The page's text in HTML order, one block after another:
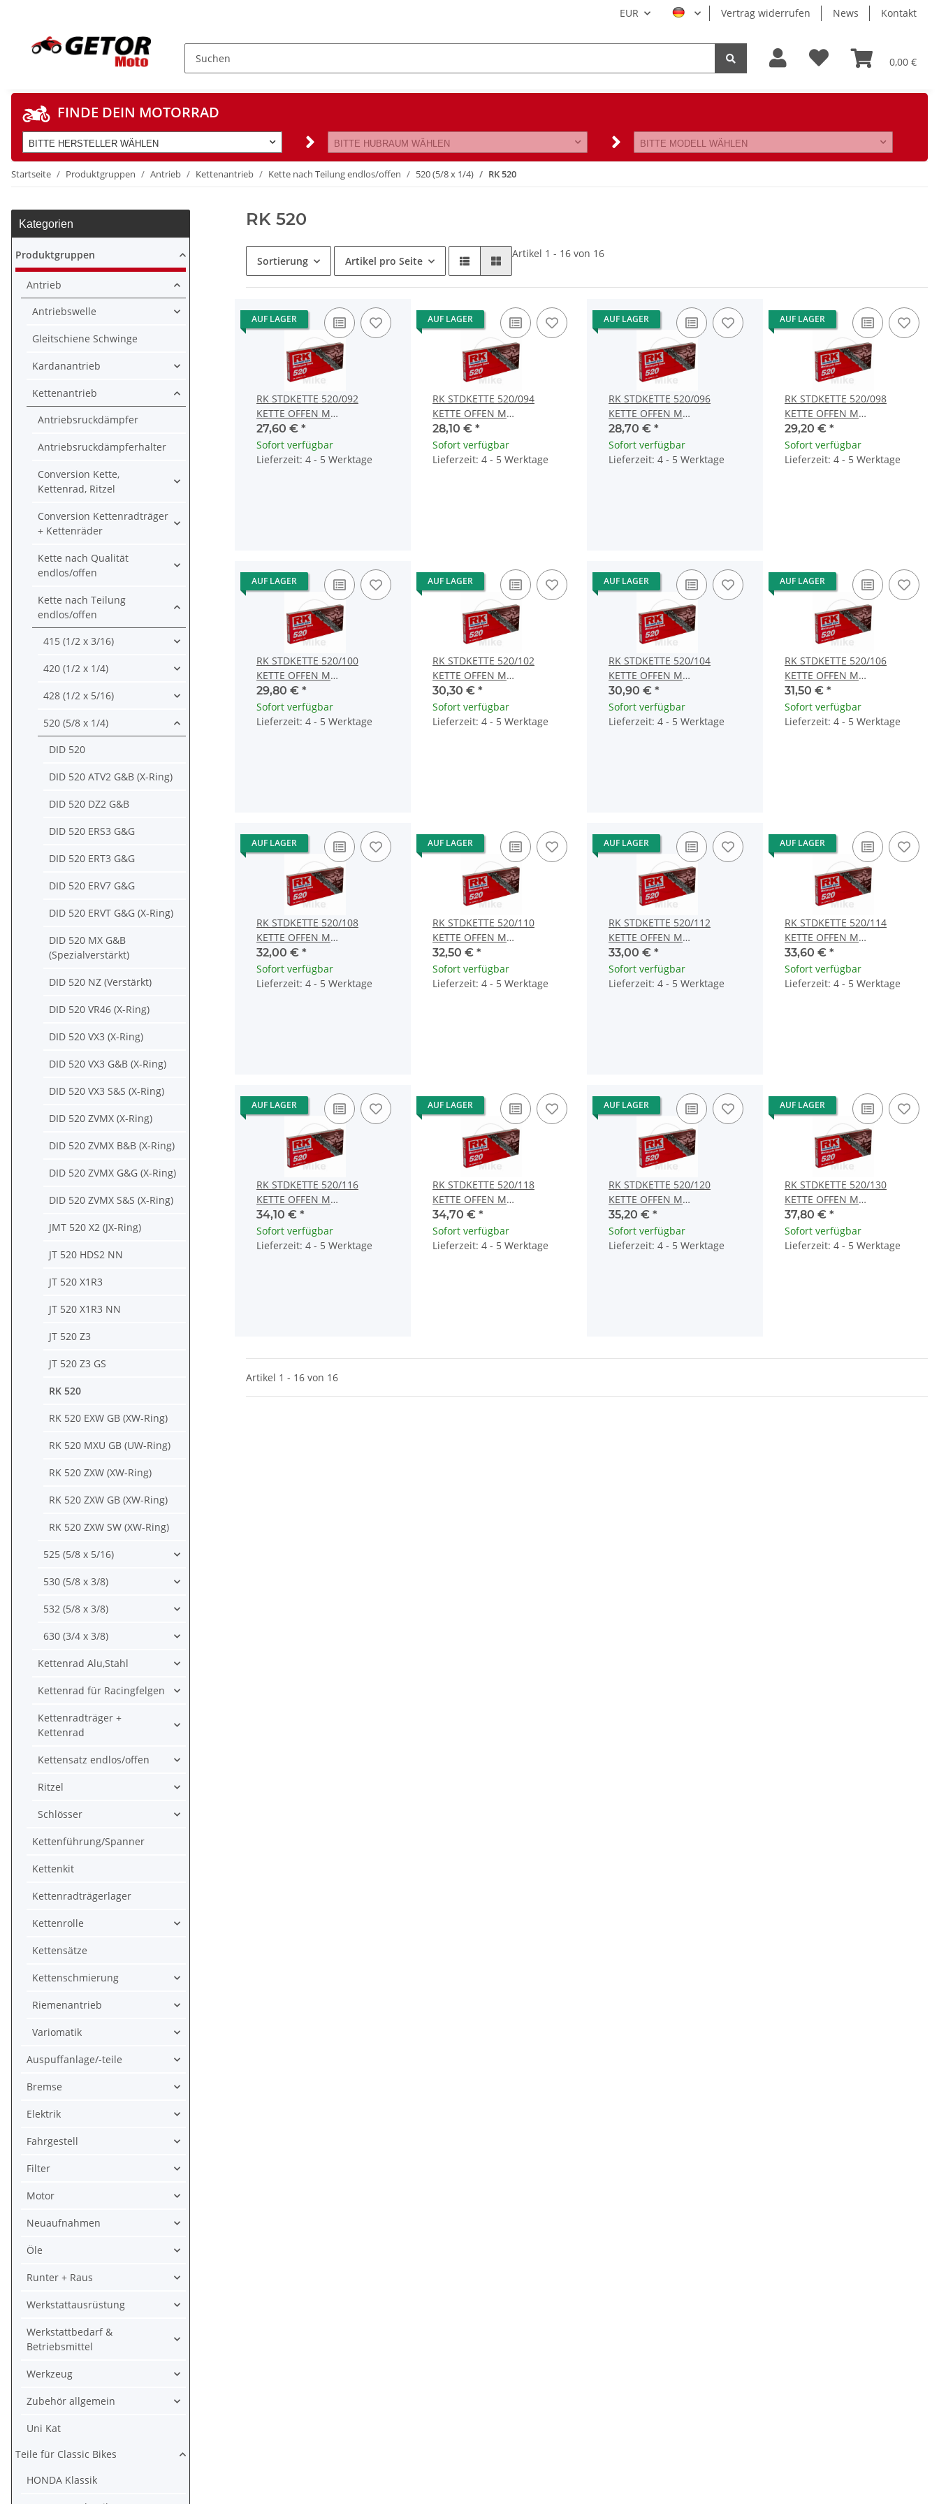
EUR Vertrag widerrufen News Kontakt
0,00 €
FINDE DEIN MOTORRAD
BITTE HERSTELLER WÄHLEN BITTE HUBRAUM WÄHLEN BITTE MODELL WÄHLEN
Startseite Produktgruppen Antrieb Kettenantrieb Kette nach Teilung endlos/offen 520 (5/8 x 1/4) RK 520
RK 520
Sortierung Artikel pro Seite
Artikel 1 - 16 von 16
AUF LAGER
RK STDKETTE 520/092
KETTE OFFEN M
CLIPSCHLOSS
27,60 € *
Sofort verfügbar
Lieferzeit: 4 - 5 Werktage
AUF LAGER
RK STDKETTE 520/094
KETTE OFFEN M
CLIPSCHLOSS
28,10 € *
Sofort verfügbar
Lieferzeit: 4 - 5 Werktage
AUF LAGER
RK STDKETTE 520/096
KETTE OFFEN M
CLIPSCHLOSS
28,70 € *
Sofort verfügbar
Lieferzeit: 4 - 5 Werktage
AUF LAGER
RK STDKETTE 520/098
KETTE OFFEN M
CLIPSCHLOSS
29,20 € *
Sofort verfügbar
Lieferzeit: 4 - 5 Werktage
AUF LAGER
RK STDKETTE 520/100
KETTE OFFEN M
CLIPSCHLOSS
29,80 € *
Sofort verfügbar
Lieferzeit: 4 - 5 Werktage
AUF LAGER
RK STDKETTE 520/102
KETTE OFFEN M
CLIPSCHLOSS
30,30 € *
Sofort verfügbar
Lieferzeit: 4 - 5 Werktage
AUF LAGER
RK STDKETTE 520/104
KETTE OFFEN M
CLIPSCHLOSS
30,90 € *
Sofort verfügbar
Lieferzeit: 4 - 5 Werktage
AUF LAGER
RK STDKETTE 520/106
KETTE OFFEN M
CLIPSCHLOSS
31,50 € *
Sofort verfügbar
Lieferzeit: 4 - 5 Werktage
AUF LAGER
RK STDKETTE 520/108
KETTE OFFEN M
CLIPSCHLOSS
32,00 € *
Sofort verfügbar
Lieferzeit: 4 - 5 Werktage
AUF LAGER
RK STDKETTE 520/110
KETTE OFFEN M
CLIPSCHLOSS
32,50 € *
Sofort verfügbar
Lieferzeit: 4 - 5 Werktage
AUF LAGER
RK STDKETTE 520/112
KETTE OFFEN M
CLIPSCHLOSS
33,00 € *
Sofort verfügbar
Lieferzeit: 4 - 5 Werktage
AUF LAGER
RK STDKETTE 520/114
KETTE OFFEN M
CLIPSCHLOSS
33,60 € *
Sofort verfügbar
Lieferzeit: 4 - 5 Werktage
AUF LAGER
RK STDKETTE 520/116
KETTE OFFEN M
CLIPSCHLOSS
34,10 € *
Sofort verfügbar
Lieferzeit: 4 - 5 Werktage
AUF LAGER
RK STDKETTE 520/118
KETTE OFFEN M
CLIPSCHLOSS
34,70 € *
Sofort verfügbar
Lieferzeit: 4 - 5 Werktage
AUF LAGER
RK STDKETTE 520/120
KETTE OFFEN M
CLIPSCHLOSS
35,20 € *
Sofort verfügbar
Lieferzeit: 4 - 5 Werktage
AUF LAGER
RK STDKETTE 520/130
KETTE OFFEN M
CLIPSCHLOSS
37,80 € *
Sofort verfügbar
Lieferzeit: 4 - 5 Werktage
Artikel 1 - 16 von 16
Kategorien
Produktgruppen
Antrieb
Antriebswelle
Gleitschiene Schwinge
Kardanantrieb
Kettenantrieb
Antriebsruckdämpfer
Antriebsruckdämpferhalter
Conversion Kette,
Kettenrad, Ritzel
Conversion Kettenradträger
+ Kettenräder
Kette nach Qualität
endlos/offen
Kette nach Teilung
endlos/offen
415 (1/2 x 3/16)
420 (1/2 x 1/4)
428 (1/2 x 5/16)
520 (5/8 x 1/4)
DID 520
DID 520 ATV2 G&B (X-Ring)
DID 520 DZ2 G&B
DID 520 ERS3 G&G
DID 520 ERT3 G&G
DID 520 ERV7 G&G
DID 520 ERVT G&G (X-Ring)
DID 520 MX G&B
(Spezialverstärkt)
DID 520 NZ (Verstärkt)
DID 520 VR46 (X-Ring)
DID 520 VX3 (X-Ring)
DID 520 VX3 G&B (X-Ring)
DID 520 VX3 S&S (X-Ring)
DID 520 ZVMX (X-Ring)
DID 520 ZVMX B&B (X-Ring)
DID 520 ZVMX G&G (X-Ring)
DID 520 ZVMX S&S (X-Ring)
JMT 520 X2 (JX-Ring)
JT 520 HDS2 NN
JT 520 X1R3
JT 520 X1R3 NN
JT 520 Z3
JT 520 Z3 GS
RK 520
RK 520 EXW GB (XW-Ring)
RK 520 MXU GB (UW-Ring)
RK 520 ZXW (XW-Ring)
RK 520 ZXW GB (XW-Ring)
RK 520 ZXW SW (XW-Ring)
525 (5/8 x 5/16)
530 (5/8 x 3/8)
532 (5/8 x 3/8)
630 (3/4 x 3/8)
Kettenrad Alu,Stahl
Kettenrad für Racingfelgen
Kettenradträger +
Kettenrad
Kettensatz endlos/offen
Ritzel
Schlösser
Kettenführung/Spanner
Kettenkit
Kettenradträgerlager
Kettenrolle
Kettensätze
Kettenschmierung
Riemenantrieb
Variomatik
Auspuffanlage/-teile
Bremse
Elektrik
Fahrgestell
Filter
Motor
Neuaufnahmen
Öle
Runter + Raus
Werkstattausrüstung
Werkstattbedarf &
Betriebsmittel
Werkzeug
Zubehör allgemein
Uni Kat
Teile für Classic Bikes
HONDA Klassik